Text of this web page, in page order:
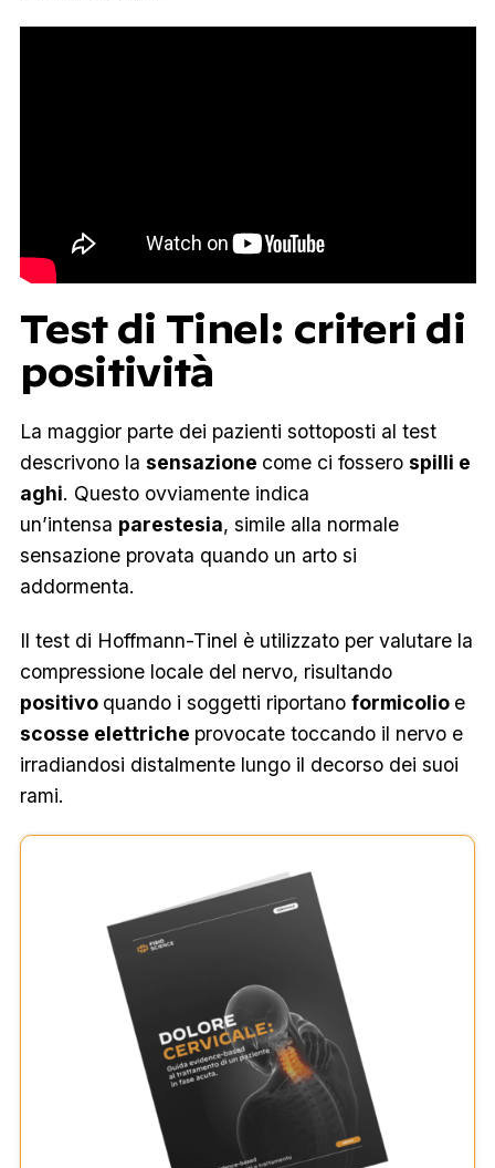
Test di Tinel: criteri di
positività
La maggior parte dei pazienti sottoposti al test
descrivono la sensazione come ci fossero spilli e
aghi. Questo ovviamente indica
un’intensa parestesia, simile alla normale
sensazione provata quando un arto si
addormenta.
Il test di Hoffmann-Tinel è utilizzato per valutare la
compressione locale del nervo, risultando
positivo quando i soggetti riportano formicolio e
scosse elettriche provocate toccando il nervo e
irradiandosi distalmente lungo il decorso dei suoi
rami.